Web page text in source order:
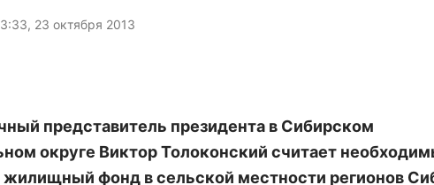
23 октября 2013
представитель президента в Сибирском
округе Виктор Толоконский считает
жилищный фонд в сельской местности регионов